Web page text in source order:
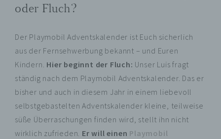
oder Fluch?
Der Playmobil Adventskalender ist Euch sicherlich
aus der Fernsehwerbung bekannt – und Euren
Kindern. Hier beginnt der Fluch: Unser Luis fragt
ständig nach dem Playmobil Adventskalender. Das er
bisher und auch in diesem Jahr in einem liebevoll
selbstgebastelten Adventskalender kleine, teilweise
süße Überraschungen finden wird, stellt ihn nicht
wirklich zufrieden. Er will einen Playmobil